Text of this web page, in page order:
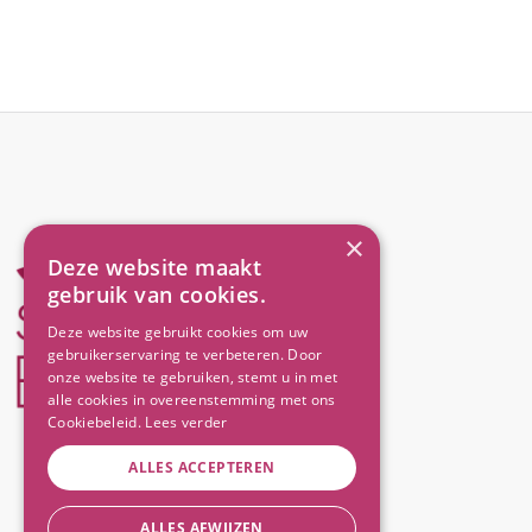
×
Deze website maakt
gebruik van cookies.
Deze website gebruikt cookies om uw
gebruikerservaring te verbeteren. Door
onze website te gebruiken, stemt u in met
alle cookies in overeenstemming met ons
Cookiebeleid. Lees verder
ALLES ACCEPTEREN
ALLES AFWIJZEN